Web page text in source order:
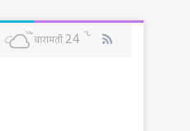
बारामती 24 ℃ RSS